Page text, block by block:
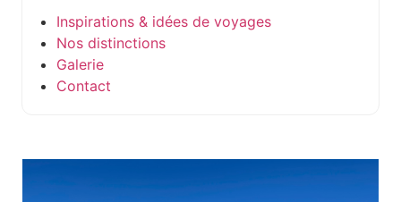
Inspirations & idées de voyages
Nos distinctions
Galerie
Contact